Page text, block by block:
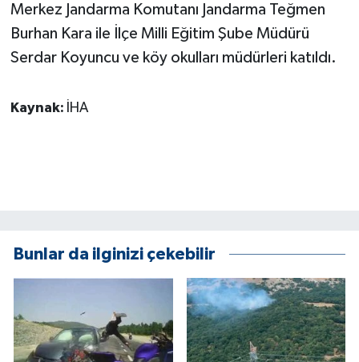
Merkez Jandarma Komutanı Jandarma Teğmen
Burhan Kara ile İlçe Milli Eğitim Şube Müdürü
Serdar Koyuncu ve köy okulları müdürleri katıldı.
Kaynak: İHA
Bunlar da ilginizi çekebilir
Sağlık
SİYASET
YAŞAM
Yerel Haberler